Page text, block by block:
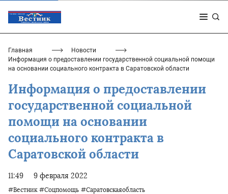
Главная
Новости
Информация о предоставлении государственной социальной помощи
на основании социального контракта в Саратовской области
Информация о предоставлении
государственной социальной
помощи на основании
социального контракта в
Саратовской области
11:49 9 февраля 2022
#Вестник #Соцпомощь #Саратовскаяобласть